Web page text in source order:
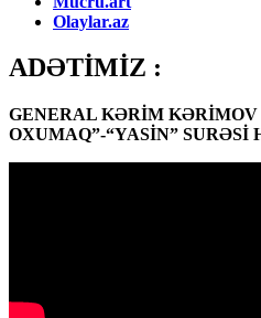
Olaylar.az
ADƏTİMİZ :
GENERAL KƏRİM KƏRİMOV
OXUMAQ”-“YASİN” SURƏSİ